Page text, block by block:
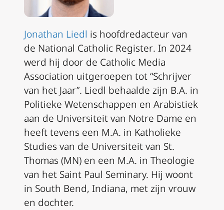
Jonathan Liedl is hoofdredacteur van
de National Catholic Register. In 2024
werd hij door de Catholic Media
Association uitgeroepen tot “Schrijver
van het Jaar”. Liedl behaalde zijn B.A. in
Politieke Wetenschappen en Arabistiek
aan de Universiteit van Notre Dame en
heeft tevens een M.A. in Katholieke
Studies van de Universiteit van St.
Thomas (MN) en een M.A. in Theologie
van het Saint Paul Seminary. Hij woont
in South Bend, Indiana, met zijn vrouw
en dochter.